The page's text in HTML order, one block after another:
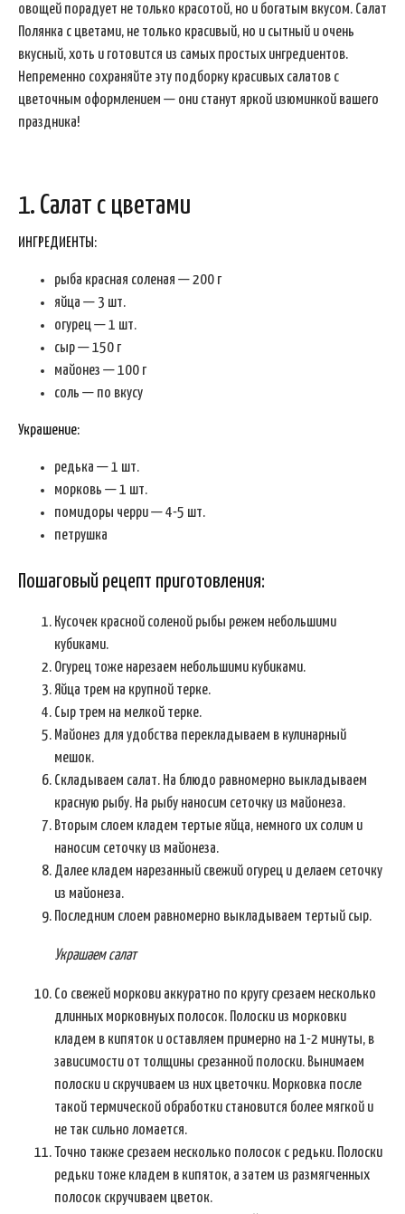
овощей порадует не только красотой, но и богатым вкусом. Салат
Полянка с цветами, не только красивый, но и сытный и очень
вкусный, хоть и готовится из самых простых ингредиентов.
Непременно сохраняйте эту подборку красивых салатов с
цветочным оформлением — они станут яркой изюминкой вашего
праздника!
1. Салат с цветами
ИНГРЕДИЕНТЫ:
рыба красная соленая — 200 г
яйца — 3 шт.
огурец — 1 шт.
сыр — 150 г
майонез — 100 г
соль — по вкусу
Украшение:
редька — 1 шт.
морковь — 1 шт.
помидоры черри — 4-5 шт.
петрушка
Пошаговый рецепт приготовления:
Кусочек красной соленой рыбы режем небольшими
кубиками.
Огурец тоже нарезаем небольшими кубиками.
Яйца трем на крупной терке.
Сыр трем на мелкой терке.
Майонез для удобства перекладываем в кулинарный
мешок.
Складываем салат. На блюдо равномерно выкладываем
красную рыбу. На рыбу наносим сеточку из майонеза.
Вторым слоем кладем тертые яйца, немного их солим и
наносим сеточку из майонеза.
Далее кладем нарезанный свежий огурец и делаем сеточку
из майонеза.
Последним слоем равномерно выкладываем тертый сыр.
Украшаем салат
Со свежей моркови аккуратно по кругу срезаем несколько
длинных морковнуых полосок. Полоски из морковки
кладем в кипяток и оставляем примерно на 1-2 минуты, в
зависимости от толщины срезанной полоски. Вынимаем
полоски и скручиваем из них цветочки. Морковка после
такой термической обработки становится более мягкой и
не так сильно ломается.
Точно также срезаем несколько полосок с редьки. Полоски
редьки тоже кладем в кипяток, а затем из размягченных
полосок скручиваем цветок.